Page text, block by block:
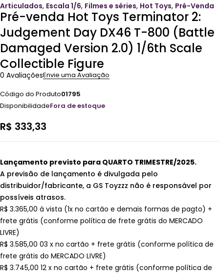
Articulados, Escala 1/6, Filmes e séries, Hot Toys, Pré-Venda
Pré-venda Hot Toys Terminator 2:
Judgement Day DX46 T-800 (Battle
Damaged Version 2.0) 1/6th Scale
Collectible Figure
0 AvaliaçõesEnvie uma Avaliação
Código do Produto01795
DisponibilidadeFora de estoque
R$ 333,33
Lançamento previsto para QUARTO TRIMESTRE/2025.
A previsão de lançamento é divulgada pelo
distribuidor/fabricante, a GS Toyzzz não é responsável por
possíveis atrasos.
R$ 3.365,00 à vista (1x no cartão e demais formas de pagto) +
frete grátis (conforme política de frete grátis do MERCADO
LIVRE)
R$ 3.585,00 03 x no cartão + frete grátis (conforme política de
frete grátis do MERCADO LIVRE)
R$ 3.745,00 12 x no cartão + frete grátis (conforme política de